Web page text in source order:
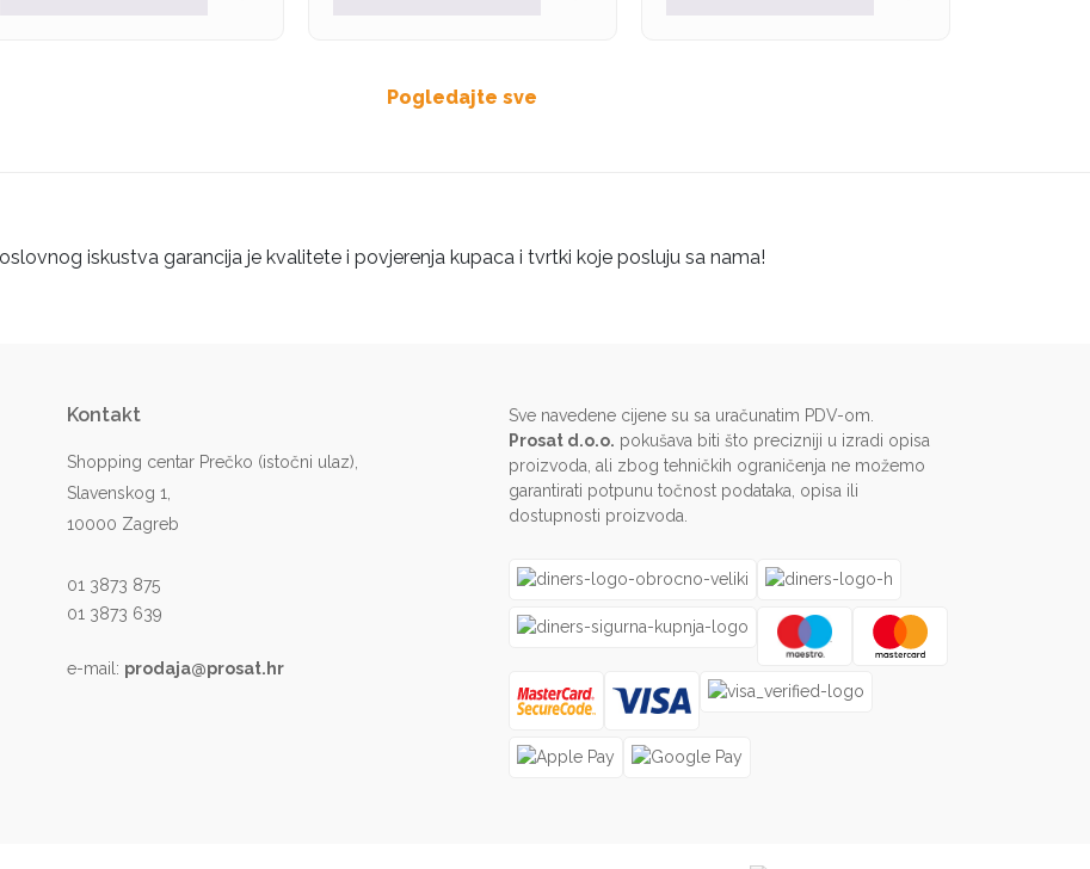
Pogledajte sve
iskustva garancija je kvalitete i povjerenja kupaca i tvrtki koje posluju sa nama!
Kontakt
Shopping centar Prečko (istočni ulaz),
Slavenskog 1,
10000 Zagreb
01 3873 875
01 3873 639
e-mail: prodaja@prosat.hr
Sve navedene cijene su sa uračunatim PDV-om.
Prosat d.o.o. pokušava biti što precizniji u izradi opisa
proizvoda, ali zbog tehničkih ograničenja ne možemo
garantirati potpunu točnost podataka, opisa ili
dostupnosti proizvoda.